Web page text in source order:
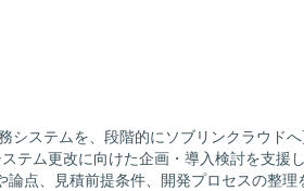
ップ意欲が高く、関連技術への理解を深
よび
、Zscalerをはじめとしたゼロトラスト関
する実務経験を広く積むことができます。
から下流まで一連のプロセスに携われる点
ョンを活用したネットワークおよびセキ
システムを、段階的にソブリンクラウド
点、見積前提条件、開発プロセスの整理